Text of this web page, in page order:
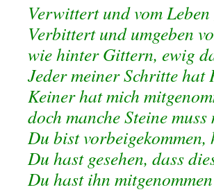
Verwittert und vom Leben
Verbittert und umgeben
wie hinter Gittern, ewig
Jeder meiner Schritte hat
Keiner hat mich
doch manche Steine
Du bist
Du hast gesehen, dass
Du hast ihn